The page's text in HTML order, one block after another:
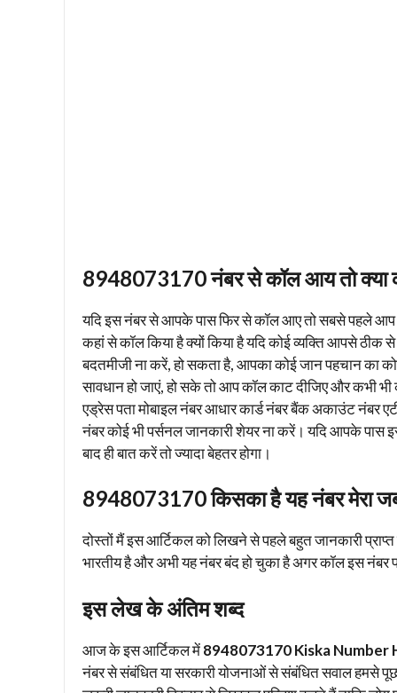
8948073170 नंबर से कॉल आय तो क्या
यदि इस नंबर से आपके पास फिर से कॉल आए तो सबसे पहले आप
कहां से कॉल किया है क्यों किया है यदि कोई व्यक्ति आपसे
बदतमीजी ना करें, हो सकता है, आपका कोई जान पहचान का
सावधान हो जाएं, हो सके तो आप कॉल काट दीजिए और कभी
एड्रेस पता मोबाइल नंबर आधार कार्ड नंबर बैंक अकाउंट नंबर
नंबर कोई भी पर्सनल जानकारी शेयर ना करें। यदि आपके
बाद ही बात करें तो ज्यादा बेहतर होगा।
8948073170 किसका है यह नंबर मेरा
दोस्तों मैं इस आर्टिकल को लिखने से पहले बहुत जानकारी
भारतीय है और अभी यह नंबर बंद हो चुका है अगर कॉल इस नंबर
इस लेख के अंतिम शब्द
आज के इस आर्टिकल में8948073170 Kiska Number
नंबर से संबंधित या सरकारी योजनाओं से संबंधित सवाल हमसे